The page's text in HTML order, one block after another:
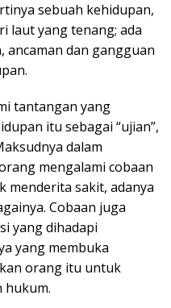
sebuah kehidupan,
laut yang tenang; ada
ancaman dan gangguan
tantangan yang
itu sebagai “ujian”,
dalam
mengalami cobaan
menderita sakit, adanya
Cobaan juga
yang dihadapi
yang membuka
orang itu untuk
hukum.